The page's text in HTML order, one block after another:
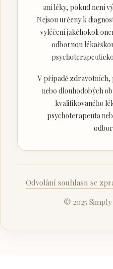
ani léky, pokud není
Nejsou určeny k
vyléčení jakéhokoli
odbornou
V případě zdravotních,
nebo dlouhodobých
kvalifikovaného
psychoterapeuta
Odvolání souhlasu se
© 2025